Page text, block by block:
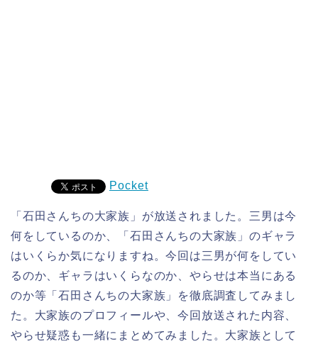
Pocket
「石田さんちの大家族」が放送されました。三男は今
何をしているのか、「石田さんちの大家族」のギャラ
はいくらか気になりますね。今回は三男が何をしてい
るのか、ギャラはいくらなのか、やらせは本当にある
のか等「石田さんちの大家族」を徹底調査してみまし
た。大家族のプロフィールや、今回放送された内容、
やらせ疑惑も一緒にまとめてみました。大家族として